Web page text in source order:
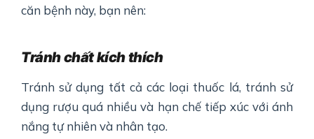
căn bệnh này, bạn nên:
Tránh chất kích thích
Tránh sử dụng tất cả các loại thuốc lá, tránh sử
dụng rượu quá nhiều và hạn chế tiếp xúc với ánh
nắng tự nhiên và nhân tạo.